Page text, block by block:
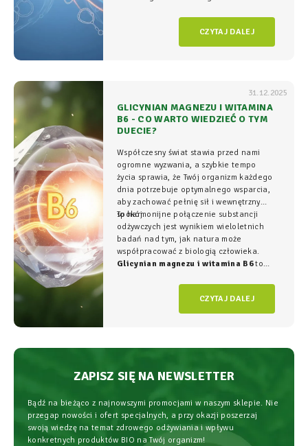
komórkowym rozgrywa się cała
CZYTAJ DALEJ
31.12.2025
GLICYNIAN MAGNEZU I WITAMINA
B6 - CO WARTO WIEDZIEĆ O TYM
DUECIE?
Współczesny świat stawia przed nami
ogromne wyzwania, a szybkie tempo
życia sprawia, że Twój organizm każdego
dnia potrzebuje optymalnego wsparcia,
aby zachować pełnię sił i wewnętrzny
spokój.
To harmonijne połączenie substancji
odżywczych jest wynikiem wieloletnich
badań nad tym, jak natura może
współpracować z biologią człowieka.
Glicynian magnezu i witamina B6to
fundament świadomego wspierania
organizmu, łączący wysoką skuteczność z
najwyższym bezpieczeństwem
CZYTAJ DALEJ
ZAPISZ SIĘ NA NEWSLETTER
Bądź na bieżąco z najnowszymi promocjami w naszym sklepie. Nie
przegap nowości i ofert specjalnych, a przy okazji poszerzaj
swoją wiedzę na temat zdrowego odżywiania i wpływu
konkretnych produktów BIO na Twój organizm!